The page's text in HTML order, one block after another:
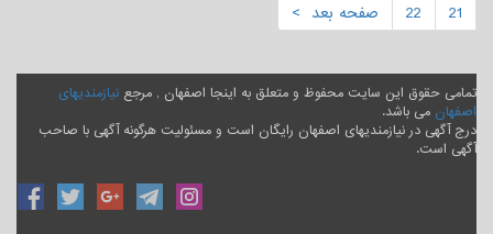
21
22 صفحه بعد >
تمامی حقوق این سایت محفوظ و متعلق به اینجا اصفهان , مرجع نیازمندیهای
اصفهان می باشد.
درج آگهی در نیازمندیهای اصفهان رایگان است و مسئولیت هرگونه آگهی با صاحب
آگهی است.